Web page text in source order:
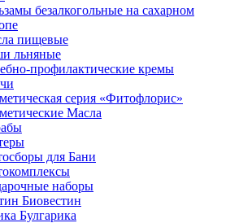
безалкогольные на сахарном
пищевые
льняные
профилактические кремы
серия «Фитофлорис»
Масла
для Бани
наборы
Биовестин
Булгарика